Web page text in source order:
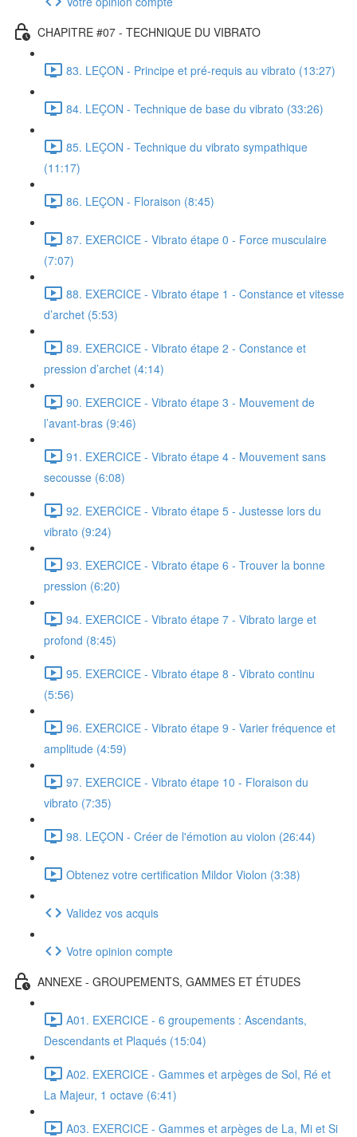
CHAPITRE #07 - TECHNIQUE DU VIBRATO
83. LEÇON - Principe et pré-requis au vibrato (13:27)
84. LEÇON - Technique de base du vibrato (33:26)
85. LEÇON - Technique du vibrato sympathique
(11:17)
86. LEÇON - Floraison (8:45)
87. EXERCICE - Vibrato étape 0 - Force musculaire
(7:07)
88. EXERCICE - Vibrato étape 1 - Constance et vitesse
d’archet (5:53)
89. EXERCICE - Vibrato étape 2 - Constance et
pression d’archet (4:14)
90. EXERCICE - Vibrato étape 3 - Mouvement de
l’avant-bras (9:46)
91. EXERCICE - Vibrato étape 4 - Mouvement sans
secousse (6:08)
92. EXERCICE - Vibrato étape 5 - Justesse lors du
vibrato (9:24)
93. EXERCICE - Vibrato étape 6 - Trouver la bonne
pression (6:20)
94. EXERCICE - Vibrato étape 7 - Vibrato large et
profond (8:45)
95. EXERCICE - Vibrato étape 8 - Vibrato continu
(5:56)
96. EXERCICE - Vibrato étape 9 - Varier fréquence et
amplitude (4:59)
97. EXERCICE - Vibrato étape 10 - Floraison du
vibrato (7:35)
98. LEÇON - Créer de l'émotion au violon (26:44)
Obtenez votre certification Mildor Violon (3:38)
Validez vos acquis
Votre opinion compte
ANNEXE - GROUPEMENTS, GAMMES ET ÉTUDES
A01. EXERCICE - 6 groupements : Ascendants,
Descendants et Plaqués (15:04)
A02. EXERCICE - Gammes et arpèges de Sol, Ré et
La Majeur, 1 octave (6:41)
A03. EXERCICE - Gammes et arpèges de La, Mi et Si